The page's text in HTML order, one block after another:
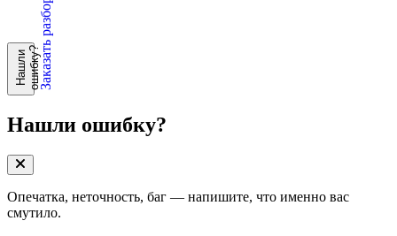
Н
а
ш
л
и
о
ш
и
б
к
у?Заказать разбор
Нашли ошибку?
Опечатка, неточность, баг — напишите, что именно вас
смутило.